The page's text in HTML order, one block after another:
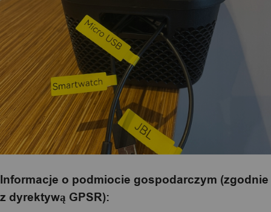
Informacje o podmiocie gospodarczym (zgodnie
z dyrektywą GPSR):